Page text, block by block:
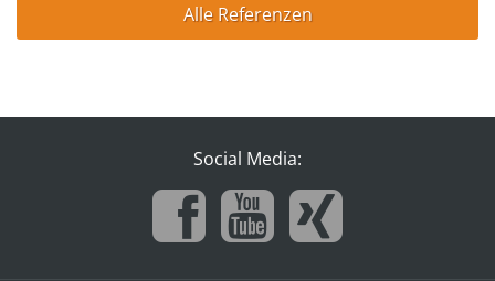
Alle Referenzen
Social Media: